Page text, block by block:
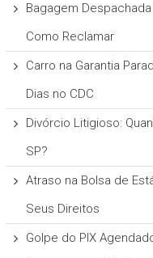
Bagagem
Como Reclamar
Carro na Garantia
Dias no CDC
Divórcio Litigioso:
SP?
Atraso na Bolsa de
Seus Direitos
Golpe do PIX